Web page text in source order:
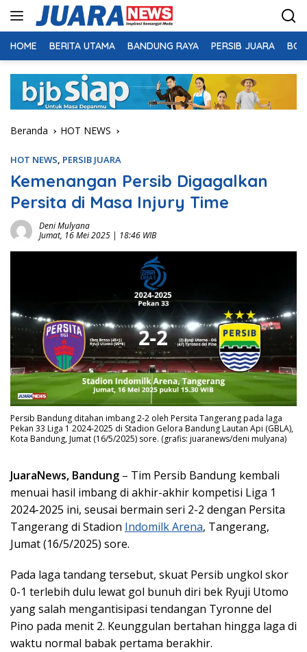
HOME BERITA UTAMA BANDUNG RAYA PERSIB JUARA
Beranda HOT NEWS
HOT NEWS, PERSIB JUARA
Kemenangan Persib Digagalkan
Persita di Masa Injury Time
Deni Mulyana
Jumat, 16 Mei 2025 | 18:46 WIB
Persib Bandung ditahan imbang 2-2 oleh Persita Tangerang pada laga
Pekan 33 Liga 1 2024-2025 di Stadion Gelora Bandung Lautan Api (GBLA),
Kota Bandung, Jumat (16/5/2025) sore. (grafis: juaranews/deni mulyana)
JuaraNews, Bandung – Tim Persib Bandung kembali
menuai hasil imbang di akhir-akhir kompetisi Liga 1
2024-2025 ini, seusai bermain seri 2-2 dengan Persita
Tangerang di Stadion Indomilk Arena, Tangerang,
Jumat (16/5/2025) sore.
Pada laga tandang tersebut, skuat Persib ungkol skor
0-1 terlebih dulu lewat gol bunuh diri bek Ryuji Utomo
yang salah mengantisipasi tendangan Tyronne del
Pino pada menit 2. Keunggulan bertahan hingga laga di
waktu normal babak pertama berakhir.